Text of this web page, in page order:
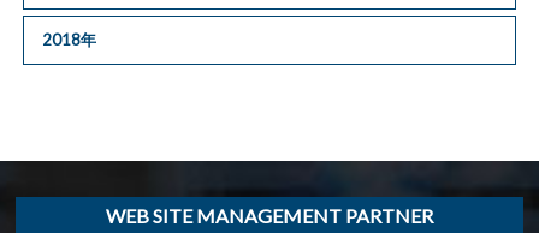
2018年
WEB SITE MANAGEMENT PARTNER